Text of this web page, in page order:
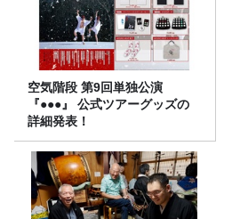
空気階段 第9回単独公演
『●●●』 公式ツアーグッズの
詳細発表！